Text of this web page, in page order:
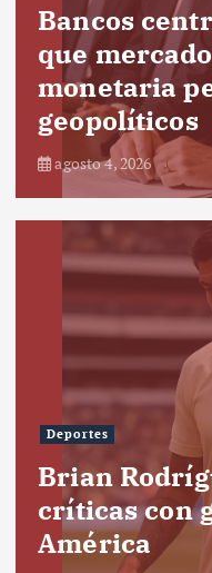
Bancos
que
monetaria
geopolíticos
agosto 4, 2026
Deportes
Brian
críticas con
América